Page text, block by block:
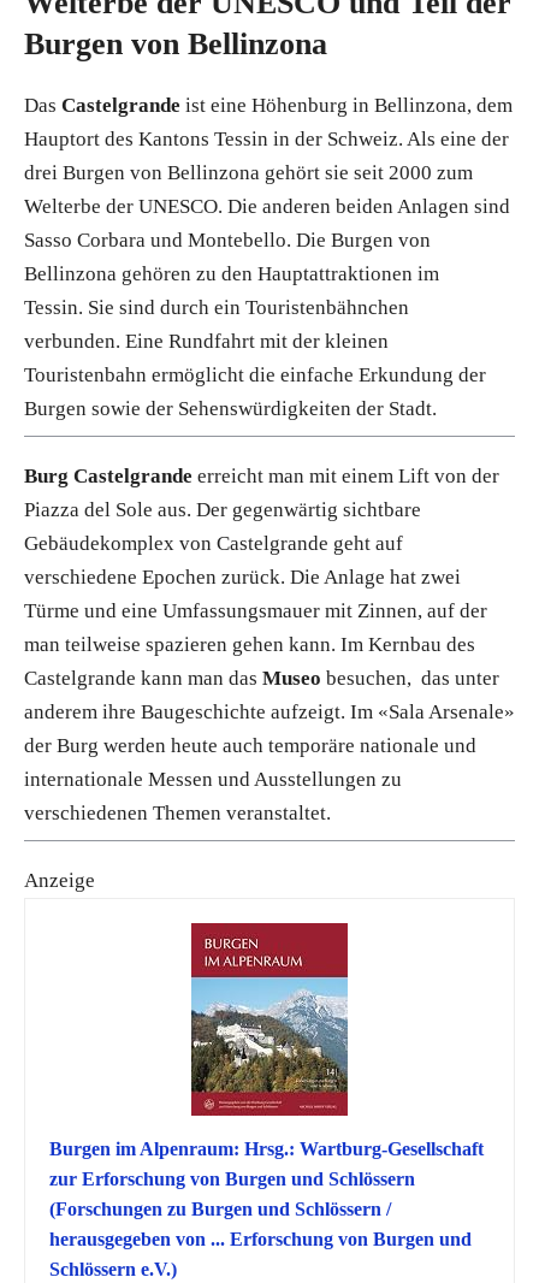
Burgen von Bellinzona
Das Castelgrande ist eine Höhenburg in Bellinzona, dem
Hauptort des Kantons Tessin in der Schweiz. Als eine der
drei Burgen von Bellinzona gehört sie seit 2000 zum
Welterbe der UNESCO. Die anderen beiden Anlagen sind
Sasso Corbara und Montebello. Die Burgen von
Bellinzona gehören zu den Hauptattraktionen im
Tessin. Sie sind durch ein Touristenbähnchen
verbunden. Eine Rundfahrt mit der kleinen
Touristenbahn ermöglicht die einfache Erkundung der
Burgen sowie der Sehenswürdigkeiten der Stadt.
Burg Castelgrande erreicht man mit einem Lift von der
Piazza del Sole aus. Der gegenwärtig sichtbare
Gebäudekomplex von Castelgrande geht auf
verschiedene Epochen zurück. Die Anlage hat zwei
Türme und eine Umfassungsmauer mit Zinnen, auf der
man teilweise spazieren gehen kann. Im Kernbau des
Castelgrande kann man das Museo besuchen, das unter
anderem ihre Baugeschichte aufzeigt. Im «Sala Arsenale»
der Burg werden heute auch temporäre nationale und
internationale Messen und Ausstellungen zu
verschiedenen Themen veranstaltet.
Anzeige
Burgen im Alpenraum: Hrsg.: Wartburg-Gesellschaft
zur Erforschung von Burgen und Schlössern
(Forschungen zu Burgen und Schlössern /
herausgegeben von ... Erforschung von Burgen und
Schlössern e.V.)